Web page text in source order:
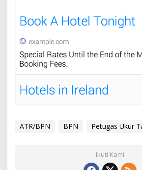
ATR/BPN BPN Petugas Ukur
Ikuti Kami